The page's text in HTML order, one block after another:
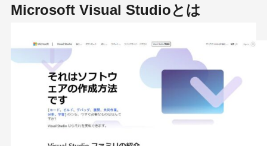
Microsoft Visual Studioとは